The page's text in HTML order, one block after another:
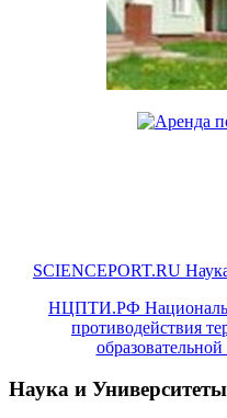
SCIENCEPORT.RU
НЦПТИ.РФ
противодействия
Наука и Университеты